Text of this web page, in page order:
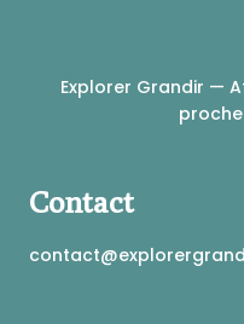
Explorer Grandir —
Contact